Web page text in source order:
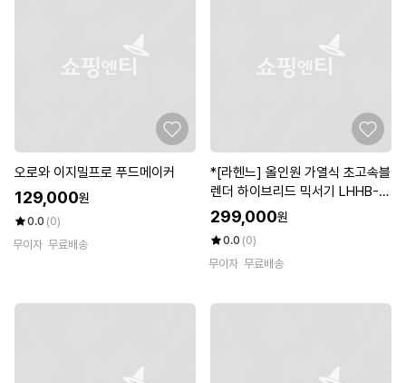
오로와 이지밀프로 푸드메이커
129,000원
0.0 (0)
무이자 무료배송
*[라헨느] 올인원 가열식 초고속블
렌더 하이브리드 믹서기 LHHB-8
000G
299,000원
0.0 (0)
무이자 무료배송